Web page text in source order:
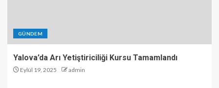
GÜNDEM
Yalova’da Arı Yetiştiriciliği Kursu Tamamlandı
Eylül 19, 2025 admin